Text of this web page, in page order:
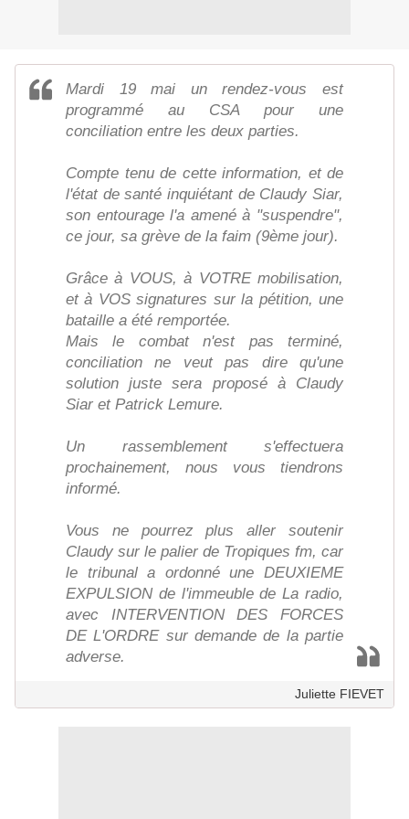
Mardi 19 mai un rendez-vous est
programmé au CSA pour une
conciliation entre les deux parties.
Compte tenu de cette information, et de
l'état de santé inquiétant de Claudy Siar,
son entourage l'a amené à "suspendre",
ce jour, sa grève de la faim (9ème jour).
Grâce à VOUS, à VOTRE mobilisation,
et à VOS signatures sur la pétition, une
bataille a été remportée.
Mais le combat n'est pas terminé,
conciliation ne veut pas dire qu'une
solution juste sera proposé à Claudy
Siar et Patrick Lemure.
Un rassemblement s'effectuera
prochainement, nous vous tiendrons
informé.
Vous ne pourrez plus aller soutenir
Claudy sur le palier de Tropiques fm, car
le tribunal a ordonné une DEUXIEME
EXPULSION de l'immeuble de La radio,
avec INTERVENTION DES FORCES
DE L'ORDRE sur demande de la partie
adverse.
Juliette FIEVET